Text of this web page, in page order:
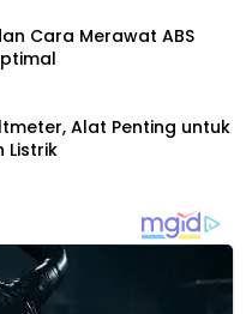
Cara Merawat ABS
Alat Penting untuk
Listrik